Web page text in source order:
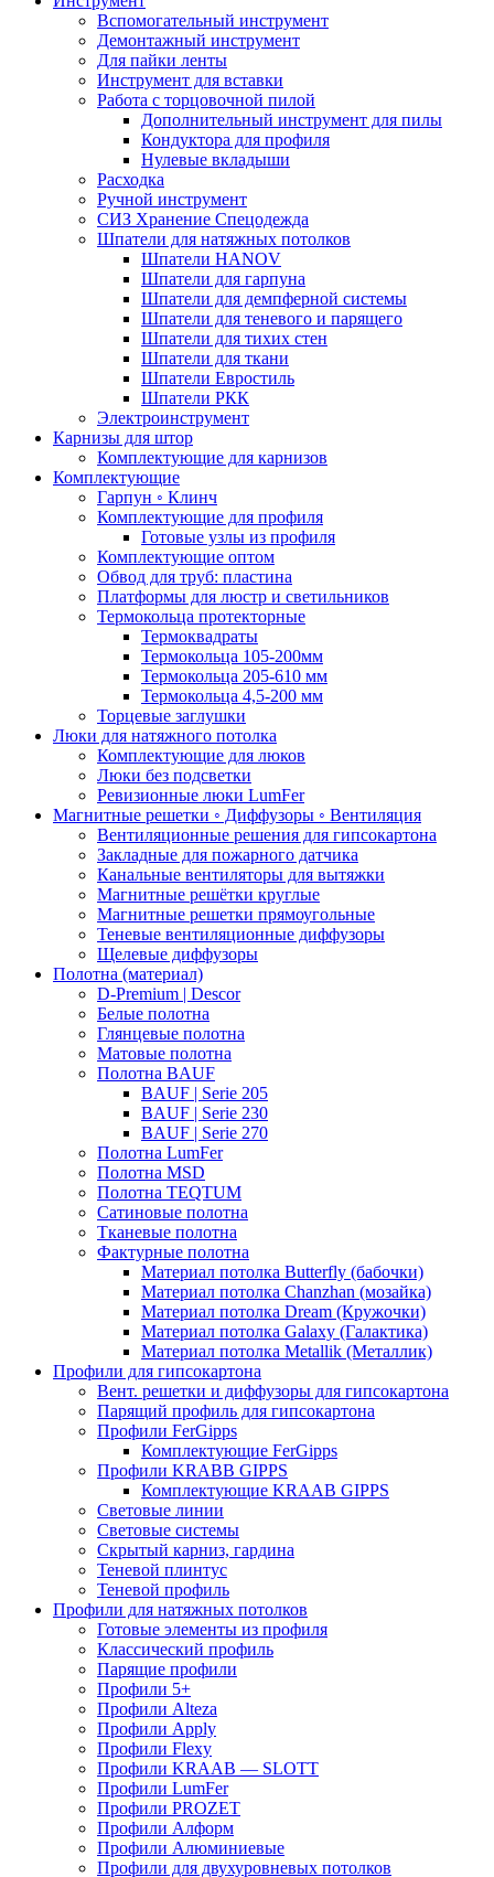
Вспомогательный инструмент
Демонтажный инструмент
Для пайки ленты
Инструмент для вставки
Работа с торцовочной пилой
Дополнительный инструмент для пилы
Кондуктора для профиля
Нулевые вкладыши
Расходка
Ручной инструмент
СИЗ Хранение Спецодежда
Шпатели для натяжных потолков
Шпатели HANOV
Шпатели для гарпуна
Шпатели для демпферной системы
Шпатели для теневого и парящего
Шпатели для тихих стен
Шпатели для ткани
Шпатели Евростиль
Шпатели РКК
Электроинструмент
Карнизы для штор
Комплектующие для карнизов
Комплектующие
Гарпун ◦ Клинч
Комплектующие для профиля
Готовые узлы из профиля
Комплектующие оптом
Обвод для труб: пластина
Платформы для люстр и светильников
Термокольца протекторные
Термоквадраты
Термокольца 105-200мм
Термокольца 205-610 мм
Термокольца 4,5-200 мм
Торцевые заглушки
Люки для натяжного потолка
Комплектующие для люков
Люки без подсветки
Ревизионные люки LumFer
Магнитные решетки ◦ Диффузоры ◦ Вентиляция
Вентиляционные решения для гипсокартона
Закладные для пожарного датчика
Канальные вентиляторы для вытяжки
Магнитные решётки круглые
Магнитные решетки прямоугольные
Теневые вентиляционные диффузоры
Щелевые диффузоры
Полотна (материал)
D-Premium | Descor
Белые полотна
Глянцевые полотна
Матовые полотна
Полотна BAUF
BAUF | Serie 205
BAUF | Serie 230
BAUF | Serie 270
Полотна LumFer
Полотна MSD
Полотна TEQTUM
Сатиновые полотна
Тканевые полотна
Фактурные полотна
Материал потолка Butterfly (бабочки)
Материал потолка Chanzhan (мозайка)
Материал потолка Dream (Кружочки)
Материал потолка Galaxy (Галактика)
Материал потолка Metallik (Металлик)
Профили для гипсокартона
Вент. решетки и диффузоры для гипсокартона
Парящий профиль для гипсокартона
Профили FerGipps
Комплектующие FerGipps
Профили KRABB GIPPS
Комплектующие KRAAB GIPPS
Световые линии
Световые системы
Скрытый карниз, гардина
Теневой плинтус
Теневой профиль
Профили для натяжных потолков
Готовые элементы из профиля
Классический профиль
Парящие профили
Профили 5+
Профили Alteza
Профили Apply
Профили Flexy
Профили KRAAB — SLOTT
Профили LumFer
Профили PROZET
Профили Алформ
Профили Алюминиевые
Профили для двухуровневых потолков